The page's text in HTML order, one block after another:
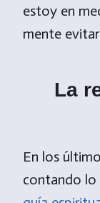
estoy en
mente
La
En los
contando lo